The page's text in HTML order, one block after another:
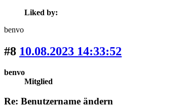
Liked by:
benvo
#8 10.08.2023 14:33:52
benvo
Mitglied
Re: Benutzername ändern